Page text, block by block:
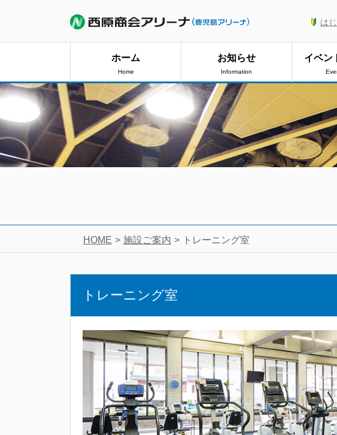
は
ホーム
Home
お知らせ
Information
イベン
HOME 施設ご案内 トレーニング室
トレーニング室